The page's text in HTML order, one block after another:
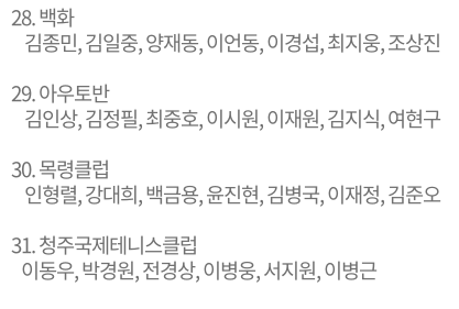
28. 백화
김종민, 김일중, 양재동, 이언동, 이경섭, 최지웅, 조상진
29. 아우토반
김인상, 김정필, 최중호, 이시원, 이재원, 김지식, 여현구
30. 목령클럽
인형렬, 강대희, 백금용, 윤진현, 김병국, 이재정, 김준오
31. 청주국제테니스클럽
이동우, 박경원, 전경상, 이병웅, 서지원, 이병근